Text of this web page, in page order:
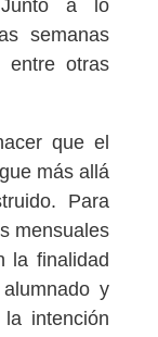
Junto a lo
semanas
entre otras
que el
más allá
Para
mensuales
la finalidad
y
intención